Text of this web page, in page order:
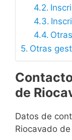
Otras
de
Datos de
Riocavado